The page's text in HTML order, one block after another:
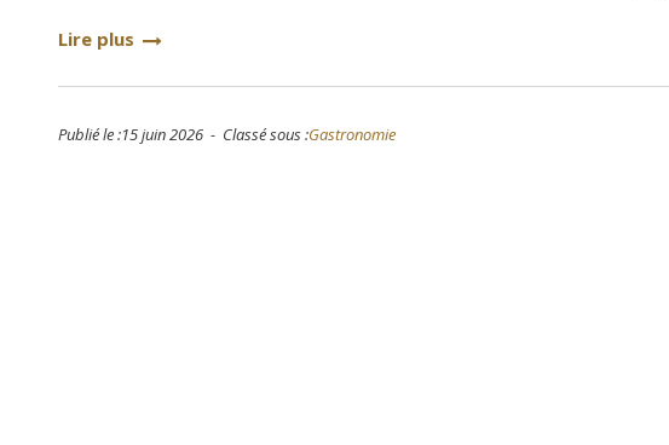
Lire plus
Publié le :15 juin 2026 - Classé sous :Gastronomie